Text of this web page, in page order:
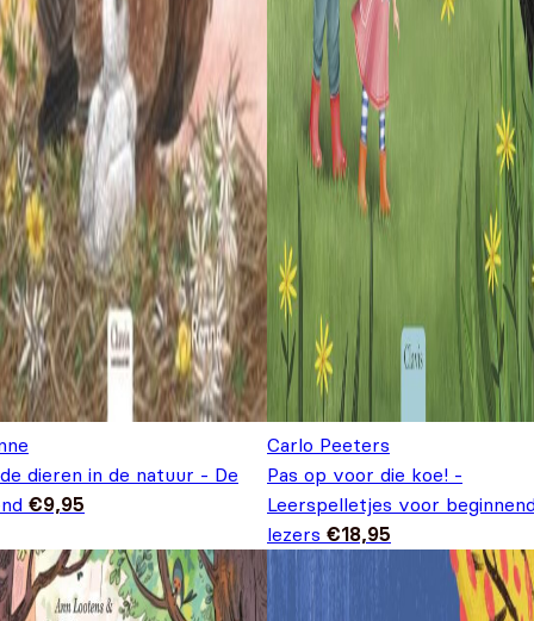
dieren in de natuur - De
€9,95
Carlo Peeters
Pas op voor die koe! -
Leerspelletjes voor
lezers €18,95